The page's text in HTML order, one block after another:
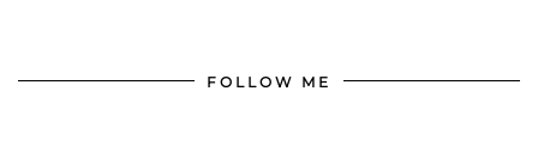
FOLLOW ME